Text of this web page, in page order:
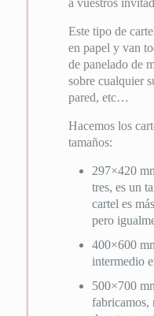
Este tipo de
en papel y van
de panelado de
sobre cualquier
pared, etc…
Hacemos los
tamaños:
297×420
tres, es un
cartel es
pero
400×600
intermedio
500×700
fabricamos,